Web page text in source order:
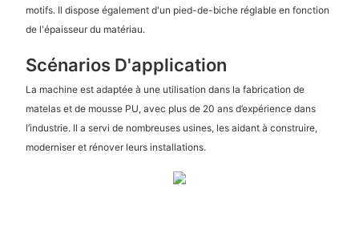
motifs. Il dispose également d'un pied-de-biche réglable en fonction
de l'épaisseur du matériau.
Scénarios D'application
La machine est adaptée à une utilisation dans la fabrication de
matelas et de mousse PU, avec plus de 20 ans d’expérience dans
l’industrie. Il a servi de nombreuses usines, les aidant à construire,
moderniser et rénover leurs installations.